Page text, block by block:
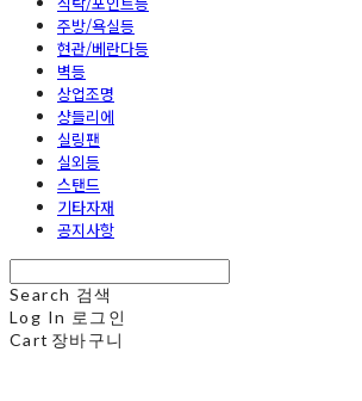
주방/욕실등
현관/베란다등
벽등
상업조명
샹들리에
실링팬
실외등
스탠드
기타자재
공지사항
Search 검색
Log In 로그인
Cart 장바구니